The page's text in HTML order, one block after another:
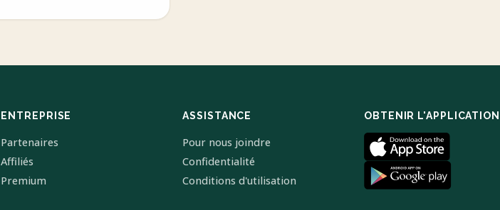
ENTREPRISE
Partenaires
Affiliés
Premium
ASSISTANCE
Pour nous joindre
Confidentialité
Conditions d'utilisation
OBTENIR L'APPLICATION